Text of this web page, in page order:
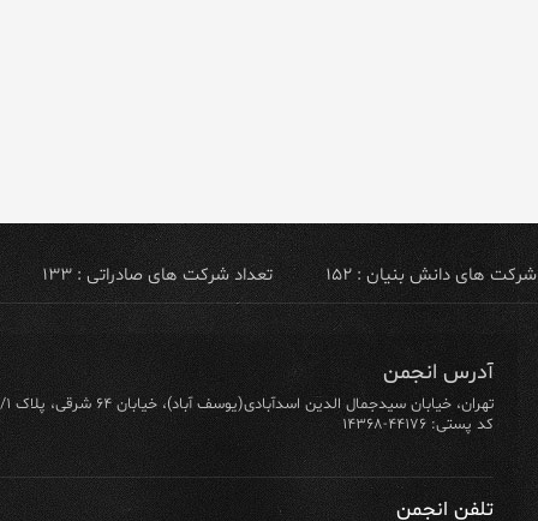
شرکت های دانش بنیان : ۱۵۲ تعداد شرکت های صادراتی : ۱۳۳
آدرس انجمن
تهران، خیابان سیدجمال الدین اسدآبادی(یوسف آباد)، خیابان ۶۴ شرقی، پلاک ۱۰/۱، طبقه ۴، واحد ۱۲
کد پستی: ۴۴۱۷۶-۱۴۳۶۸
تلفن انجمن